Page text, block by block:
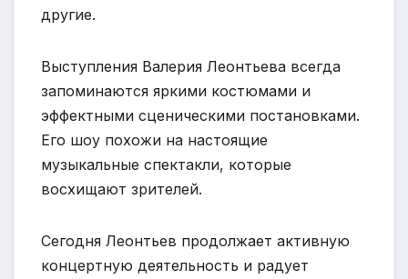
другие.
Выступления Валерия Леонтьева всегда
запоминаются яркими костюмами и
эффектными сценическими постановками.
Его шоу похожи на настоящие
музыкальные спектакли, которые
восхищают зрителей.
Сегодня Леонтьев продолжает активную
концертную деятельность и радует